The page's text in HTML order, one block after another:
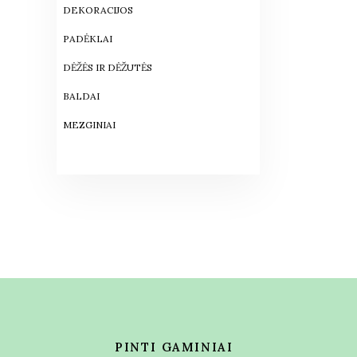
DEKORACIJOS
PADĖKLAI
DĖŽĖS IR DĖŽUTĖS
BALDAI
MEZGINIAI
PINTI GAMINIAI